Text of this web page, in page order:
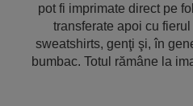
pot fi imprimate direct pe
transferate apoi cu
sweatshirts, genţi şi, în
bumbac. Totul rămâne la